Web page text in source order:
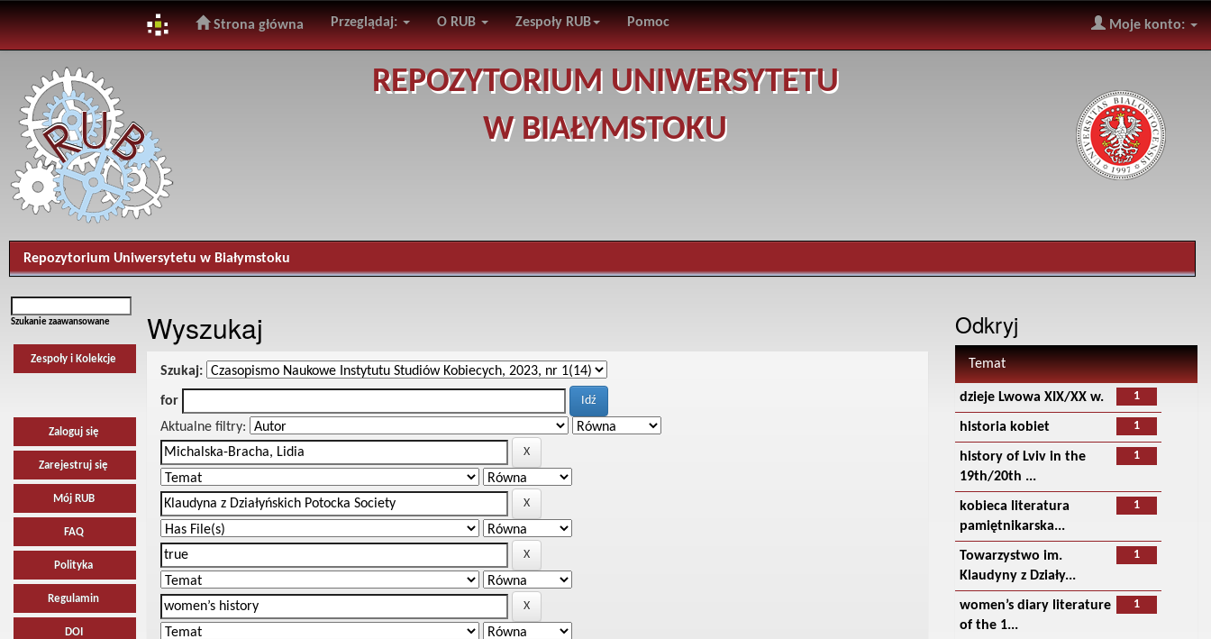
navigation
Strona główna Przeglądaj: O RUB Zespoły RUB Pomoc Moje konto:
REPOZYTORIUM UNIWERSYTETU
W BIAŁYMSTOKU
Repozytorium Uniwersytetu w Białymstoku
Szukanie zaawansowane
Zespoły i Kolekcje
Zaloguj się
Zarejestruj się
Mój RUB
FAQ
Polityka
Regulamin
DOI
Wyszukaj
Szukaj:
for
Aktualne filtry:
Odkryj
Temat
1
dzieje Lwowa XIX/XX w.
1
historia kobiet
1
history of Lviv in the
19th/20th ...
1
kobieca literatura
pamiętnikarska...
1
Towarzystwo im.
Klaudyny z Działy...
1
women’s diary literature
of the 1...